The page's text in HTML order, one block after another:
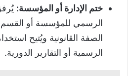
ختم الإدارة أو المؤسسة:
الرسمي للمؤسسة أو القسم
الصفة القانونية ويُتيح
الرسمية أو التقارير الدورية.